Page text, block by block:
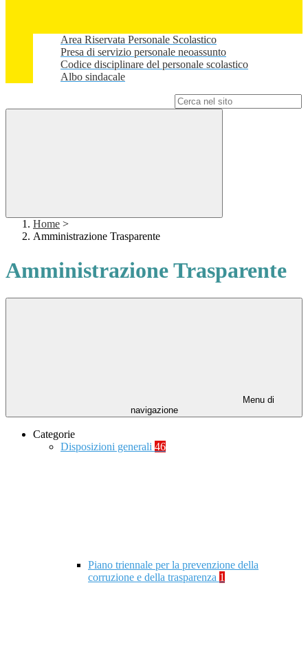
Area Riservata Personale Scolastico
Presa di servizio personale neoassunto
Codice disciplinare del personale scolastico
Albo sindacale
Home >
Amministrazione Trasparente
Amministrazione Trasparente
Menu di
navigazione
Categorie
Disposizioni generali 46
Piano triennale per la prevenzione della
corruzione e della trasparenza 1